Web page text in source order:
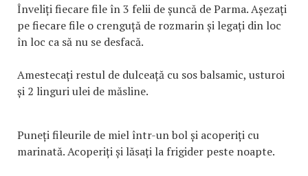
Înveliți fiecare file în 3 felii de șuncă de Parma. Așezați
pe fiecare file o crenguță de rozmarin și legați din loc
în loc ca să nu se desfacă.
Amestecați restul de dulceață cu sos balsamic, usturoi
și 2 linguri ulei de măsline.
Puneți fileurile de miel într-un bol și acoperiți cu
marinată. Acoperiți și lăsați la frigider peste noapte.